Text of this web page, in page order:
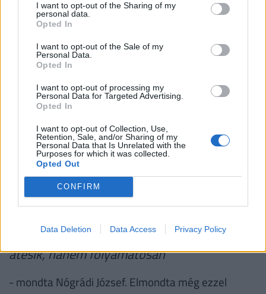
I want to opt-out of the Sharing of my
personal data.
Opted In
I want to opt-out of the Sale of my
Personal Data.
Opted In
I want to opt-out of processing my
Personal Data for Targeted Advertising.
Opted In
I want to opt-out of Collection, Use,
Retention, Sale, and/or Sharing of my
Personal Data that Is Unrelated with the
Purposes for which it was collected.
Opted Out
CONFIRM
Data Deletion Data Access Privacy Policy
A másik oldala ennek, hogy az orvos nyilván
tud edukálni dolgozókat, egyfajta preventív
jelleggel is tudott figyelmeztetni, hiszen ha
akkor a későbbiek során ez visszacsaphat.
Azt gondoljuk, hogy fontos az, hogy a
munkavállaló-orvos kapcsolat folyamatos
legyen annak érdekében, hogy valaki a
produktivitását fenn tudja tartani, ehhez
pedig egészséges állapotban kell lennie -
munkahelyre, és egy szűrővizsgálaton
átesik, hanem folyamatosan
- mondta Nógrádi József. Elmondta még ezzel